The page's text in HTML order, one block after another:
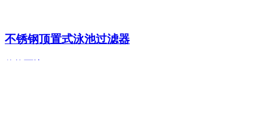
不锈钢顶置式泳池过滤器